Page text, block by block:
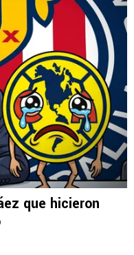
que hicieron